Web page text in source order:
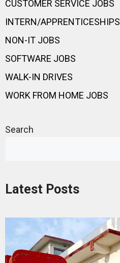
CUSTOMER SERVICE JOBS
INTERN/APPRENTICESHIPS
NON-IT JOBS
SOFTWARE JOBS
WALK-IN DRIVES
WORK FROM HOME JOBS
Search
Latest Posts